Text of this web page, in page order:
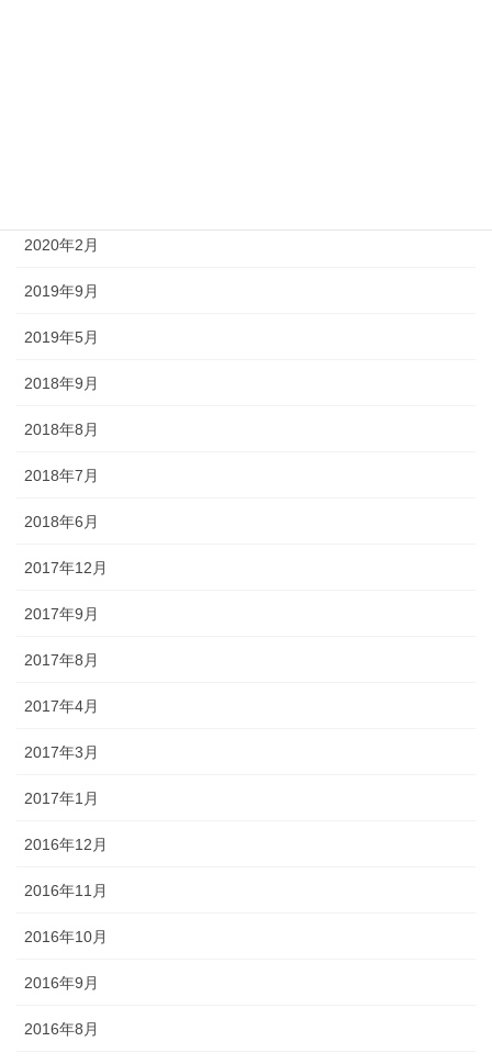
2020年2月
2019年9月
2019年5月
2018年9月
2018年8月
2018年7月
2018年6月
2017年12月
2017年9月
2017年8月
2017年4月
2017年3月
2017年1月
2016年12月
2016年11月
2016年10月
2016年9月
2016年8月